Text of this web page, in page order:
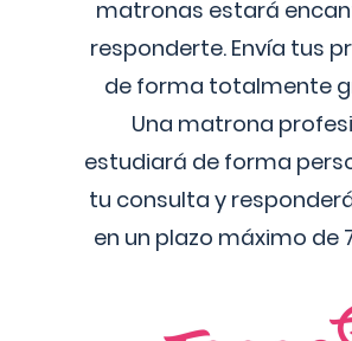
matronas estará
responderte. Envía tus
de forma totalmente
Una matrona
estudiará de forma
tu consulta y
en un plazo máximo de